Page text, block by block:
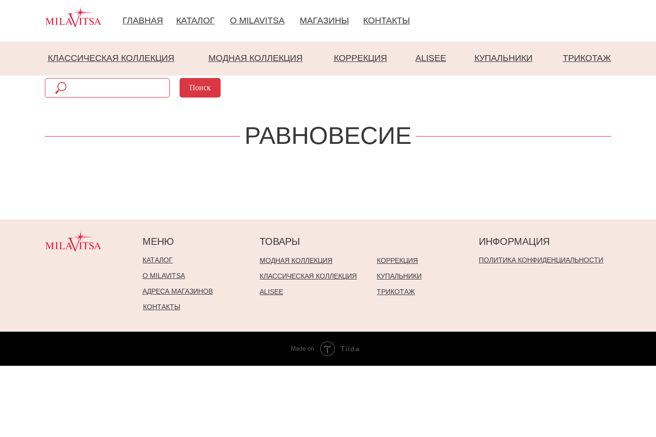
КЛАССИЧЕСКАЯ КОЛЛЕКЦИЯ МОДНАЯ КОЛЛЕКЦИЯ КОРРЕКЦИЯ ALISEE КУПАЛЬНИКИ ТРИКОТАЖ
КАТАЛОГ О MILAVITSA МАГАЗИНЫ КОНТАКТЫ
ГЛАВНАЯ
Поиск
РАВНОВЕСИЕ
КАТАЛОГ
О MILAVITSA
АДРЕСА МАГАЗИНОВ
КОНТАКТЫ
МЕНЮ
МОДНАЯ КОЛЛЕКЦИЯ
КЛАССИЧЕСКАЯ КОЛЛЕКЦИЯ
ALISEE
ТОВАРЫ
КОРРЕКЦИЯ
КУПАЛЬНИКИ
ТРИКОТАЖ
ПОЛИТИКА КОНФИДЕНЦИАЛЬНОСТИ
ИНФОРМАЦИЯ
Made on Tilda